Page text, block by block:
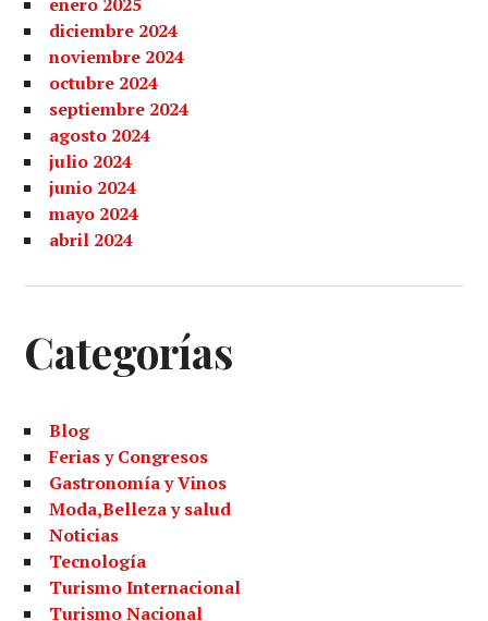
diciembre 2024
noviembre 2024
octubre 2024
septiembre 2024
agosto 2024
julio 2024
junio 2024
mayo 2024
abril 2024
Categorías
Blog
Ferias y Congresos
Gastronomía y Vinos
Moda,Belleza y salud
Noticias
Tecnología
Turismo Internacional
Turismo Nacional